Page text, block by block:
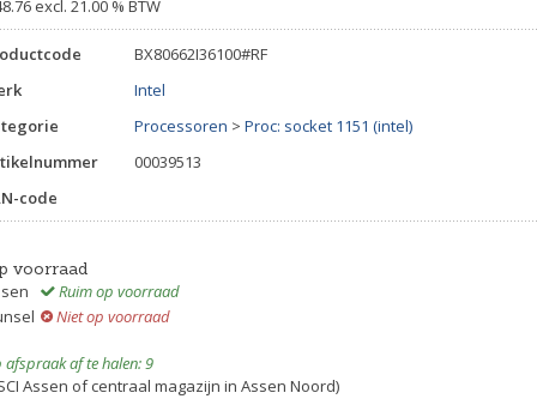
excl. 21.00 % BTW
BX80662I36100#RF
Intel
Processoren > Proc: socket 1151 (intel)
00039513
code
voorraad
Ruim op voorraad
Niet op voorraad
afspraak af te halen: 9
Assen of centraal magazijn in Assen Noord)